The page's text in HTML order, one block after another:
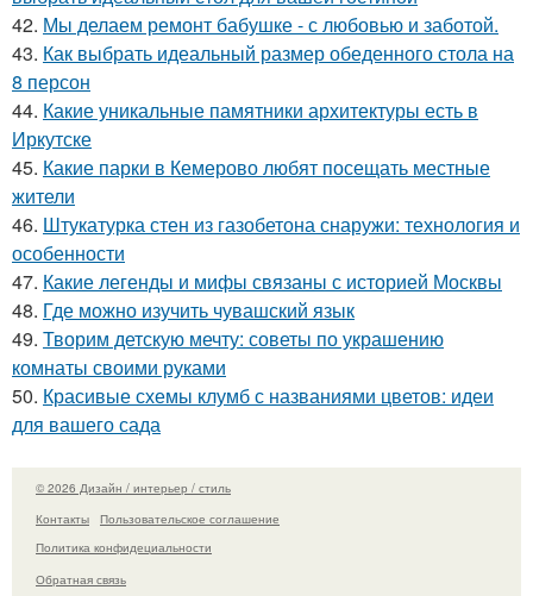
42. Мы делаем ремонт бабушке - с любовью и заботой.
43. Как выбрать идеальный размер обеденного стола на
8 персон
44. Какие уникальные памятники архитектуры есть в
Иркутске
45. Какие парки в Кемерово любят посещать местные
жители
46. Штукатурка стен из газобетона снаружи: технология и
особенности
47. Какие легенды и мифы связаны с историей Москвы
48. Где можно изучить чувашский язык
49. Творим детскую мечту: советы по украшению
комнаты своими руками
50. Красивые схемы клумб с названиями цветов: идеи
для вашего сада
© 2026 Дизайн / интерьер / стиль
Контакты
Пользовательское соглашение
Политика конфидециальности
Обратная связь